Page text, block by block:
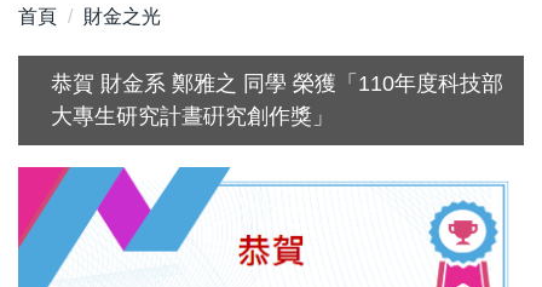
首頁 財金之光
恭賀 財金系 鄭雅之 同學 榮獲「110年度科技部
大專生研究計晝硏究創作獎」